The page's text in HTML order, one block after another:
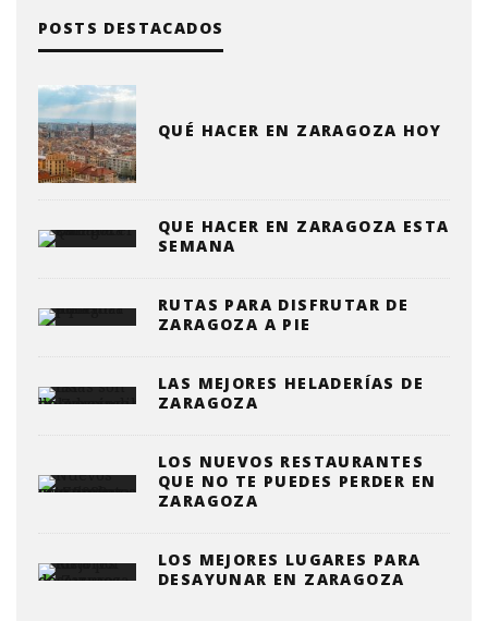
POSTS DESTACADOS
QUÉ HACER EN ZARAGOZA HOY
QUE HACER EN ZARAGOZA ESTA
SEMANA
RUTAS PARA DISFRUTAR DE
ZARAGOZA A PIE
LAS MEJORES HELADERÍAS DE
ZARAGOZA
LOS NUEVOS RESTAURANTES
QUE NO TE PUEDES PERDER EN
ZARAGOZA
LOS MEJORES LUGARES PARA
DESAYUNAR EN ZARAGOZA